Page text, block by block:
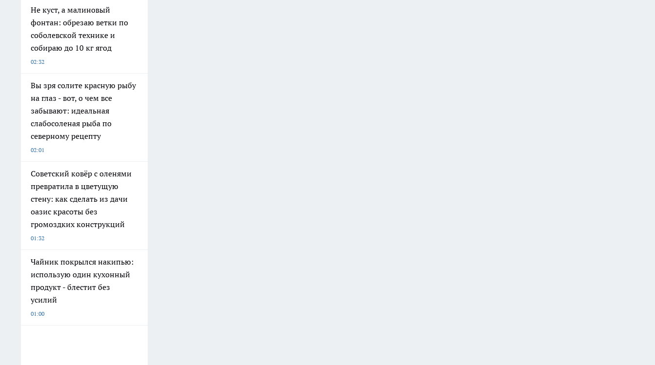
Не куст, а малиновый
фонтан: обрезаю ветки по
соболевской технике и
собираю до 10 кг ягод
02:32
Вы зря солите красную рыбу
на глаз - вот, о чем все
забывают: идеальная
слабосоленая рыба по
северному рецепту
02:01
Советский ковёр с оленями
превратила в цветущую
стену: как сделать из дачи
оазис красоты без
громоздких конструкций
01:32
Чайник покрылся накипью:
использую один кухонный
продукт - блестит без
усилий
01:00